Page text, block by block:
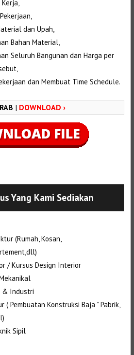
dan Upah,
Bahan Material,
Seluruh Bangunan dan Harga per
dan Membuat Time Schedule.
| DOWNLOAD ›
Yang Kami Sediakan
(Rumah, Kosan,
/ Kursus Design Interior
& Industri
Pembuatan Konstruksi Baja ” Pabrik,
Sipil